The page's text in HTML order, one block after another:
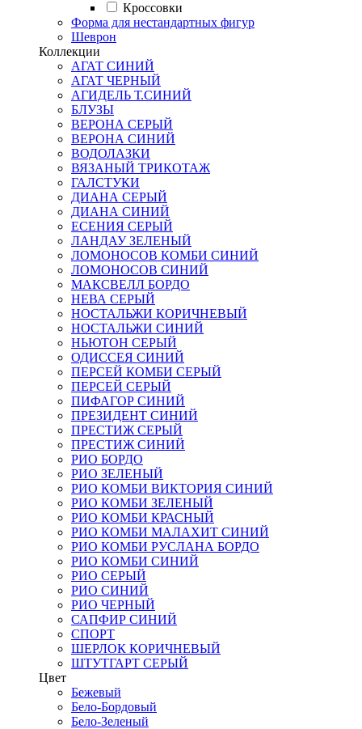
Кроссовки
Форма для нестандартных фигур
Шеврон
Коллекции
АГАТ СИНИЙ
АГАТ ЧЕРНЫЙ
АГИДЕЛЬ Т.СИНИЙ
БЛУЗЫ
ВЕРОНА СЕРЫЙ
ВЕРОНА СИНИЙ
ВОДОЛАЗКИ
ВЯЗАНЫЙ ТРИКОТАЖ
ГАЛСТУКИ
ДИАНА СЕРЫЙ
ДИАНА СИНИЙ
ЕСЕНИЯ СЕРЫЙ
ЛАНДАУ ЗЕЛЕНЫЙ
ЛОМОНОСОВ КОМБИ СИНИЙ
ЛОМОНОСОВ СИНИЙ
МАКСВЕЛЛ БОРДО
НЕВА СЕРЫЙ
НОСТАЛЬЖИ КОРИЧНЕВЫЙ
НОСТАЛЬЖИ СИНИЙ
НЬЮТОН СЕРЫЙ
ОДИССЕЯ СИНИЙ
ПЕРСЕЙ КОМБИ СЕРЫЙ
ПЕРСЕЙ СЕРЫЙ
ПИФАГОР СИНИЙ
ПРЕЗИДЕНТ СИНИЙ
ПРЕСТИЖ СЕРЫЙ
ПРЕСТИЖ СИНИЙ
РИО БОРДО
РИО ЗЕЛЕНЫЙ
РИО КОМБИ ВИКТОРИЯ СИНИЙ
РИО КОМБИ ЗЕЛЕНЫЙ
РИО КОМБИ КРАСНЫЙ
РИО КОМБИ МАЛАХИТ СИНИЙ
РИО КОМБИ РУСЛАНА БОРДО
РИО КОМБИ СИНИЙ
РИО СЕРЫЙ
РИО СИНИЙ
РИО ЧЕРНЫЙ
САПФИР СИНИЙ
СПОРТ
ШЕРЛОК КОРИЧНЕВЫЙ
ШТУТГАРТ СЕРЫЙ
Цвет
Бежевый
Бело-Бордовый
Бело-Зеленый